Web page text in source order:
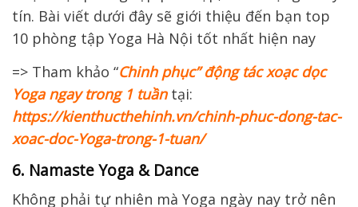
=> Tham khảo “Chinh phục” động tác xoạc dọc
Yoga ngay trong 1 tuầntại:
https://kienthucthehinh.vn/chinh-phuc-dong-tac-
xoac-doc-Yoga-trong-1-tuan/
6. Namaste Yoga & Dance
Không phải tự nhiên mà Yoga ngày nay trở nên